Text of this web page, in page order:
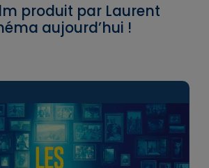
produit par Laurent
aujourd’hui !